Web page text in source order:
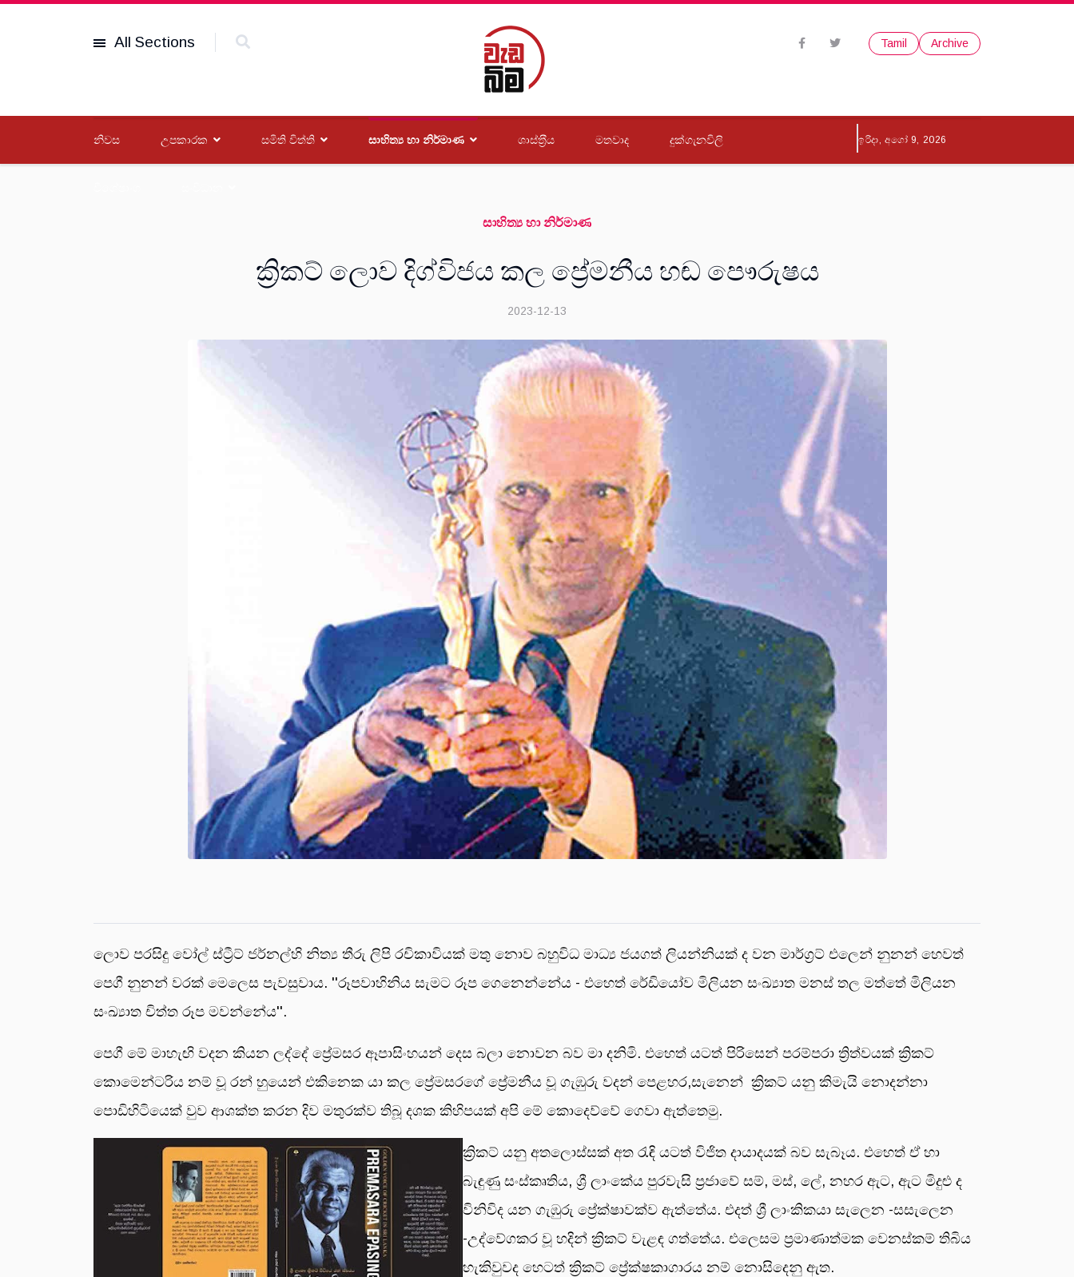
All Sections Tamil Archive
නිවස උපකාරක සමිති විත්ති සාහිත්‍ය හා නිර්මාණ ශාස්ත‍්‍රීය මතවාද දුක්ගැනවිලි ඉරිදා, අගෝ 9, 2026
සාහිත්‍ය හා නිර්මාණ
ක්‍රිකට් ලොව දිග්විජය කල ප්‍රේමනීය හඬ පෞරුෂය
2023-12-13
ලොව පරසිදු වෝල් ස්ට්‍රීට් ජර්නල්හි නිත්‍ය තීරු ලිපි රචිකාවියක් මතු නොව බහුවිධ මාධ්‍ය ජයගත් ලියන්නියක් ද වන මාර්ග්‍රට් එලෙන් නුනන් හෙවත්
පෙගී නුනන් වරක් මෙලෙස පැවසුවාය. ''රූපවාහිනිය සැමට රූප ගෙනෙන්නේය - එහෙත් රේඩියෝව මිලියන සංඛ්‍යාත මනස් තල මත්තේ මිලියන
සංඛ්‍යාත චිත්ත රූප මවන්නේය''.
පෙගී මේ මාහැඟි වදන කියන ලද්දේ ප්‍රේමසර ඈපාසිංහයන් දෙස බලා නොවන බව මා දනිමි. එහෙත් යටත් පිරිසෙන් පරම්පරා ත්‍රිත්වයක් ක්‍රිකට්
කොමෙන්ටරිය නම් වූ රන් හුයෙන් එකිනෙක යා කල ප්‍රේමසරගේ ප්‍රේමනීය වූ ගැඹුරු වදන් පෙළහර,සැනෙන් ක්‍රිකට් යනු කිමැයි නොදන්නා
පොඩිහිටියෙක් වුව ආශක්ත කරන දිව මතුරක්ව තිබූ දශක කිහිපයක් අපි මේ කොදෙව්වේ ගෙවා ඇත්තෙමු.
ක්‍රිකට් යනු අතලොස්සක් අත රැඳි යටත් විජිත දායාදයක් බව සැබෑය. එහෙත් ඒ හා
බැඳුණු සංස්කෘතිය, ශ්‍රී ලාංකේය පුරවැසි ප්‍රජාවේ සම්, මස්, ලේ, නහර ඇට, ඇට මිදුළු ද
විනිවිද යන ගැඹුරු ප්‍රේක්ෂාවක්ව ඇත්තේය. එදත් ශ්‍රී ලාංකිකයා සැලෙන -සසැලෙන
-උද්වේගකර වූ හදින් ක්‍රිකට් වැළඳ ගත්තේය. එලෙසම ප්‍රමාණාත්මක වෙනස්කම් තිබිය
හැකිවුවද හෙටත් ක්‍රිකට් ප්‍රේක්ෂකාගාරය නම් නොසිදෙනු ඇත.